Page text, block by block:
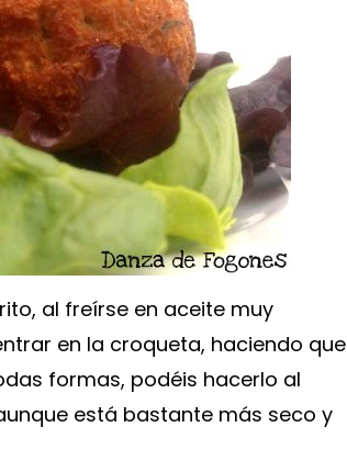
al freírse en aceite muy
en la croqueta, haciendo que
formas, podéis hacerlo al
está bastante más seco y